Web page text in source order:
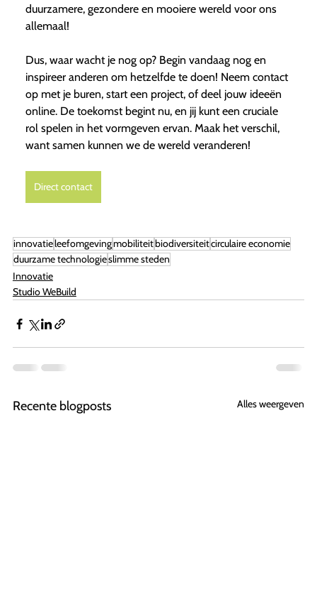
duurzamere, gezondere en mooiere wereld voor ons
allemaal!
Dus, waar wacht je nog op? Begin vandaag nog en
inspireer anderen om hetzelfde te doen! Neem contact
op met je buren, start een project, of deel jouw ideeën
online. De toekomst begint nu, en jij kunt een cruciale
rol spelen in het vormgeven ervan. Maak het verschil,
want samen kunnen we de wereld veranderen!
Direct contact
innovatieleefomgevingmobiliteitbiodiversiteitcirculaire economie
duurzame technologieslimme steden
Innovatie
Studio WeBuild
Recente blogposts Alles weergeven